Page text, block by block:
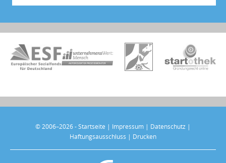
© 2006–2026 - Startseite Impressum Datenschutz
Haftungsausschluss
Drucken